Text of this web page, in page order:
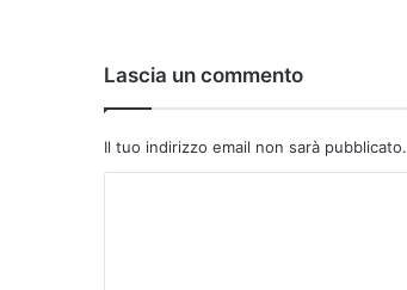
Lascia un commento
Il tuo indirizzo email non sarà pubblicato.